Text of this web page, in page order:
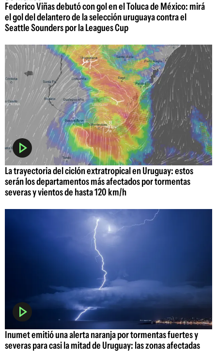
Federico Viñas debutó con gol en el Toluca de México: mirá
el gol del delantero de la selección uruguaya contra el
Seattle Sounders por la Leagues Cup
La trayectoria del ciclón extratropical en Uruguay: estos
serán los departamentos más afectados por tormentas
severas y vientos de hasta 120 km/h
Inumet emitió una alerta naranja por tormentas fuertes y
severas para casi la mitad de Uruguay: las zonas afectadas